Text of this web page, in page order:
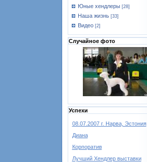
Юные хендлеры [28]
Наша жизнь [33]
Видео [2]
Случайное фото
Успехи
08.07.2007 г. Нарва, Эстония
Диана
Корпоратив
Лучший Хендлер выставки